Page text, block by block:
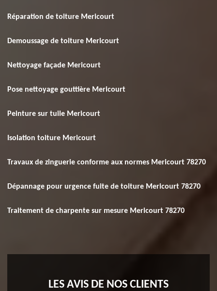
Réparation de toiture Mericourt
Demoussage de toiture Mericourt
Nettoyage façade Mericourt
Pose nettoyage gouttière Mericourt
Peinture sur tuile Mericourt
Isolation toiture Mericourt
Travaux de zinguerie conforme aux normes Mericourt 78270
Dépannage pour urgence fuite de toiture Mericourt 78270
Traitement de charpente sur mesure Mericourt 78270
LES AVIS DE NOS CLIENTS